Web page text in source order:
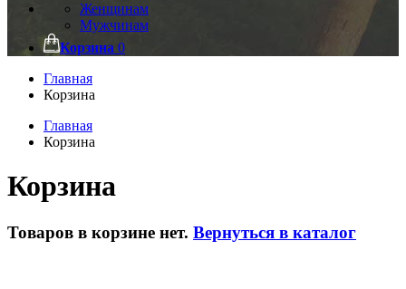
Женщинам
Мужчинам
Корзина 0
Главная
Корзина
Главная
Корзина
Корзина
Товаров в корзине нет. Вернуться в каталог